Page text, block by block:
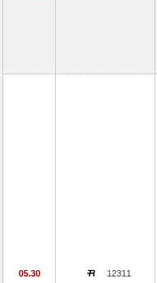
05.30 12311